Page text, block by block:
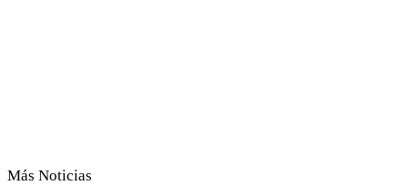
Más Noticias